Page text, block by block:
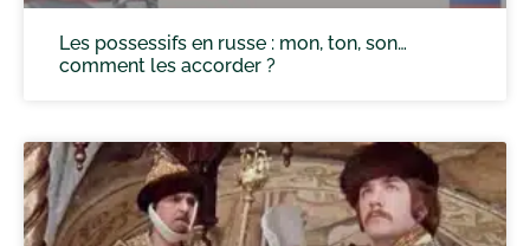
Les possessifs en russe : mon, ton, son…
comment les accorder ?